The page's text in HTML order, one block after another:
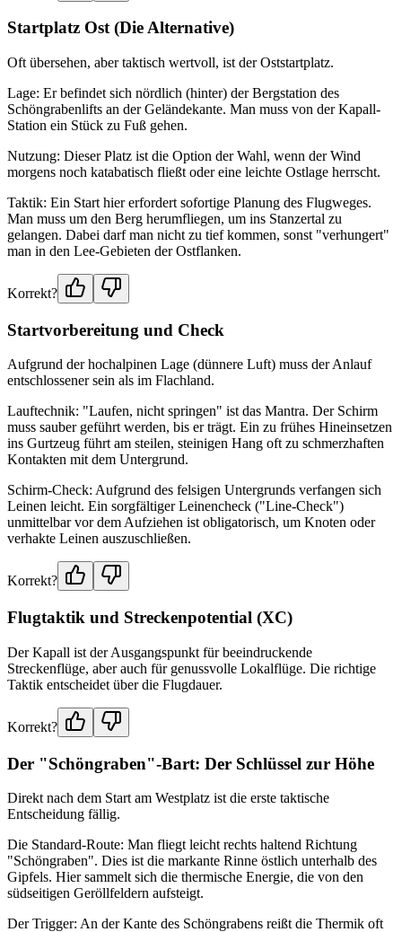
Startplatz Ost (Die Alternative)
Oft übersehen, aber taktisch wertvoll, ist der Oststartplatz.
Lage: Er befindet sich nördlich (hinter) der Bergstation des
Schöngrabenlifts an der Geländekante. Man muss von der Kapall-
Station ein Stück zu Fuß gehen.
Nutzung: Dieser Platz ist die Option der Wahl, wenn der Wind
morgens noch katabatisch fließt oder eine leichte Ostlage herrscht.
Taktik: Ein Start hier erfordert sofortige Planung des Flugweges.
Man muss um den Berg herumfliegen, um ins Stanzertal zu
gelangen. Dabei darf man nicht zu tief kommen, sonst "verhungert"
man in den Lee-Gebieten der Ostflanken.
Korrekt?
Startvorbereitung und Check
Aufgrund der hochalpinen Lage (dünnere Luft) muss der Anlauf
entschlossener sein als im Flachland.
Lauftechnik: "Laufen, nicht springen" ist das Mantra. Der Schirm
muss sauber geführt werden, bis er trägt. Ein zu frühes Hineinsetzen
ins Gurtzeug führt am steilen, steinigen Hang oft zu schmerzhaften
Kontakten mit dem Untergrund.
Schirm-Check: Aufgrund des felsigen Untergrunds verfangen sich
Leinen leicht. Ein sorgfältiger Leinencheck ("Line-Check")
unmittelbar vor dem Aufziehen ist obligatorisch, um Knoten oder
verhakte Leinen auszuschließen.
Korrekt?
Flugtaktik und Streckenpotential (XC)
Der Kapall ist der Ausgangspunkt für beeindruckende
Streckenflüge, aber auch für genussvolle Lokalflüge. Die richtige
Taktik entscheidet über die Flugdauer.
Korrekt?
Der "Schöngraben"-Bart: Der Schlüssel zur Höhe
Direkt nach dem Start am Westplatz ist die erste taktische
Entscheidung fällig.
Die Standard-Route: Man fliegt leicht rechts haltend Richtung
"Schöngraben". Dies ist die markante Rinne östlich unterhalb des
Gipfels. Hier sammelt sich die thermische Energie, die von den
südseitigen Geröllfeldern aufsteigt.
Der Trigger: An der Kante des Schöngrabens reißt die Thermik oft